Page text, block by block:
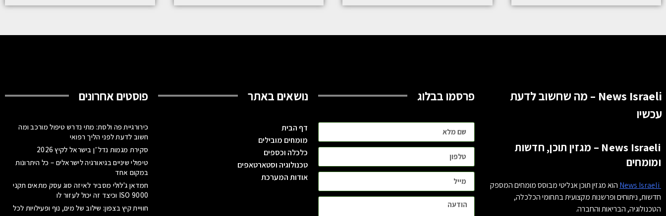
News Israeli – מה שחשוב לדעת
עכשיו
News Israeli – מגזין תוכן, חדשות
ומומחים
הוא מגזין תוכן אנליטי מבוסס מומחים המספק
חדשות, ניתוחים ופרשנות מקצועית בתחומי הכלכלה,
הטכנולוגיה, הבריאות והחברה.
פרסמו בבלוג נושאים באתר
דף הבית
מומחים מובילים
כלכלה וכספים
טכנולוגיה וסטארטאפים
אודות המערכת
פוסטים אחרונים
כירורגיית פה ולסת: מתי נדרש טיפול מורכב ומה
חשוב לדעת לפני הליך רפואי
סקירת מגמות נדל״ן בישראל לקיץ 2026
טיפולי שיניים בגיאורגיה לישראלים – כל היתרונות
במקום אחד
חמדאן ג'לולי מסביר לאיזה סוג עסק מתאים תקני
ISO 9000 וכיצד זה יכול לעזור לו
חוויית קיץ בצפון: שילוב של מים, נוף ופעילויות לכל